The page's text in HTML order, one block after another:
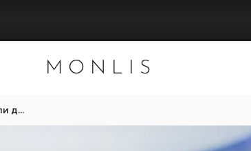
MONLIS
Педикюр с шеллаком зимой — стоит ли делать?